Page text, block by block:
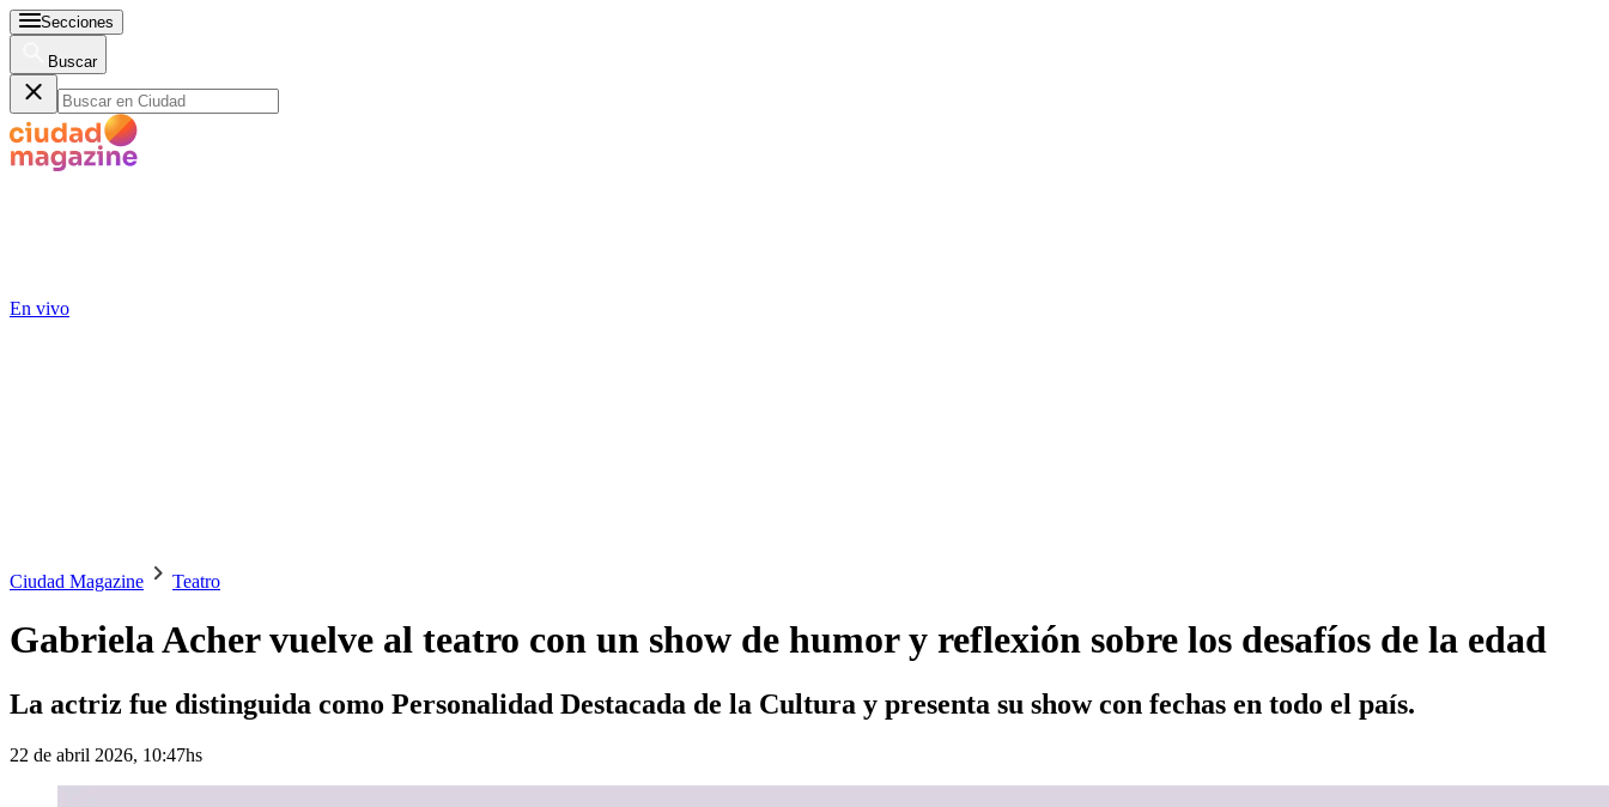
Secciones
Buscar
En vivo
Ciudad Magazine Teatro
Gabriela Acher vuelve al teatro con un show de humor y reflexión sobre los desafíos de la edad
La actriz fue distinguida como Personalidad Destacada de la Cultura y presenta su show con fechas en todo el país.
22 de abril 2026, 10:47hs